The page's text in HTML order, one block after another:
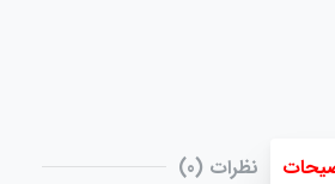
نظرات (0)